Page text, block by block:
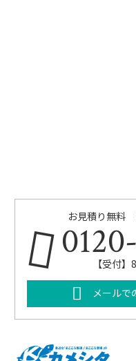
お見積り無料
【受付
メールで